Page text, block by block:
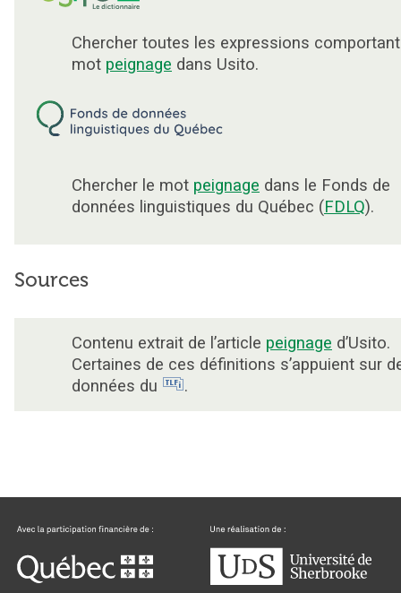
Chercher toutes les expressions
mot peignage dans Usito.
Chercher le mot peignage dans le Fonds de
données linguistiques du Québec (FDLQ).
Sources
Contenu extrait de l’article peignage d’Usito.
Certaines de ces définitions s’appuient sur
données du
.